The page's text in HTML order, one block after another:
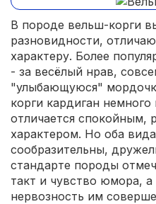
В породе вельш-корги
разновидности,
характеру. Более
- за весёлый нрав,
"улыбающуюся"
корги кардиган
отличается спокойным,
характером. Но оба
сообразительны,
стандарте породы
такт и чувство юмора, а
нервозность им